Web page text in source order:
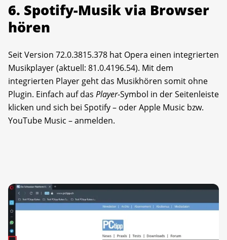
6. Spotify-Musik via Browser
hören
Seit Version 72.0.3815.378 hat Opera einen integrierten
Musikplayer (aktuell: 81.0.4196.54). Mit dem
integrierten Player geht das Musikhören somit ohne
Plugin. Einfach auf das Player-Symbol in der Seitenleiste
klicken und sich bei Spotify – oder Apple Music bzw.
YouTube Music – anmelden.